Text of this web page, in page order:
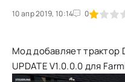
10 апр 2019, 10:14 0
1 2 3 4 5
Мод добавляет трактор
UPDATE V1.0.0.0 для